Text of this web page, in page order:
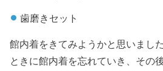
歯磨きセット
館内着をきてみようかと思いまし
ときに館内着を忘れていき、その